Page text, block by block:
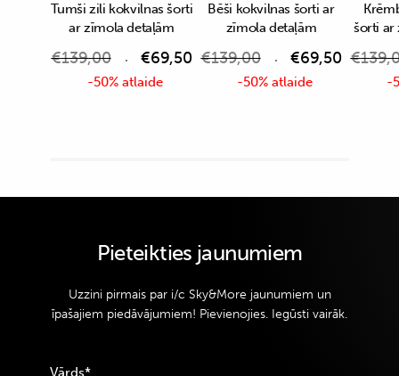
Tumši zili kokvilnas šorti
ar zīmola detaļām
€139,00 €69,50
-50% atlaide
Bēši kokvilnas šorti ar
zīmola detaļām
€139,00 €69,50
-50% atlaide
šorti ar
€
-
Pieteikties jaunumiem
Uzzini pirmais par i/c Sky&More jaunumiem un
īpašajiem piedāvājumiem! Pievienojies. Iegūsti vairāk.